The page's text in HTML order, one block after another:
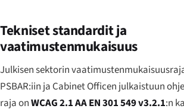
Tekniset standardit ja
vaatimustenmukaisuus
Julkisen sektorin
PSBAR:iin ja Cabinet Officen julkaistuun
raja onWCAG 2.1 AAEN 301 549 v3.2.1:n